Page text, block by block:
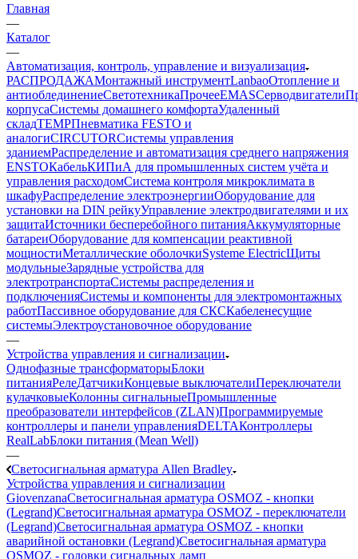
Главная
—
Каталог
—
Автоматизация, контроль, управление и визуализация
РАСПРОДАЖАМонтажный инструментLanbaoОтопление и
антиоблединениеСветотехникаПрочееEMASCерводвигатели
корпусаСистемы домашнего комфортаУдаленный
складTEMPПневматика FESTO и
аналогиCIRCUTORСистемы управления
зданиемРаспределение и автоматизация среднего напряжения
ENSTOКабельКИПиА для промышленных систем учёта и
управления расходомСистема контроля микроклимата в
шкафуРаспределение электроэнергииОборудование для
установки на DIN рейкуУправление электродвигателями и их
защитаИсточники бесперебойного питанияАккумуляторные
батареиОборудование для компенсации реактивной
мощностиМеталлические оболочкиSysteme ElectricЩиты
модульныеЗарядные устройства для
электротранспортаСистемы распределения и
подключенияСистемы и компоненты для электромонтажных
работПассивное оборудование для СКСКабеленесущие
системыЭлектроустановочное оборудование
—
Устройства управления и сигнализации
Однофазные трансформаторыБлоки
питанияРелеДатчикиКонцевые выключателиПереключатели
кулачковыеКолонны сигнальныеПромышленные
преобразователи интерфейсов (ZLAN)Программируемые
контроллеры и панели управленияDELTAКонтроллеры
RealLabБлоки питания (Mean Well)
—
Светосигнальная арматура Allen Bradley
Устройства управления и сигнализации
GiovenzanaСветосигнальная арматура OSMOZ - кнопки
(Legrand)Светосигнальная арматура OSMOZ - переключатели
(Legrand)Светосигнальная арматура OSMOZ - кнопки
аварийной остановки (Legrand)Светосигнальная арматура
OSMOZ - головки сигнальных ламп